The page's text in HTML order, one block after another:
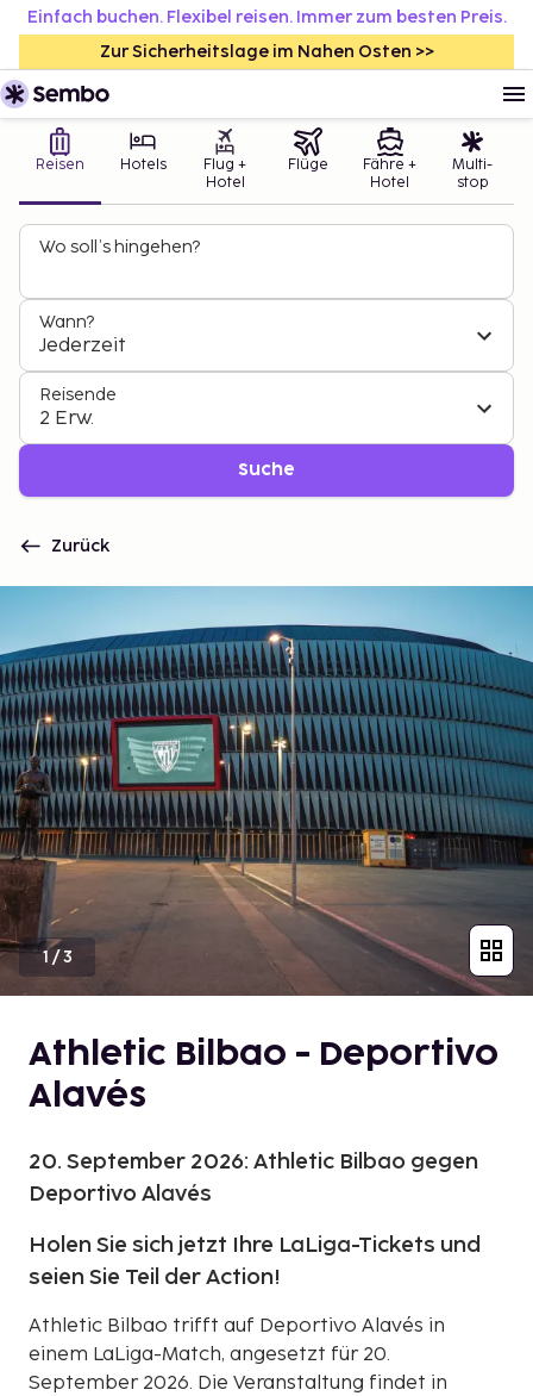
Einfach buchen. Flexibel reisen. Immer zum besten Preis.
Zur Sicherheitslage im Nahen Osten >>
Reisen Hotels
Flug +
Hotel
Flüge
Fähre +
Hotel
Multi-
stop
Wo soll’s hingehen?
Wann?
Jederzeit
Reisende
2 Erw.
Suche
Zurück
1/3
Athletic Bilbao - Deportivo
Alavés
20. September 2026: Athletic Bilbao gegen
Deportivo Alavés
Holen Sie sich jetzt Ihre LaLiga-Tickets und
seien Sie Teil der Action!
Athletic Bilbao trifft auf Deportivo Alavés in
einem LaLiga-Match, angesetzt für 20.
September 2026. Die Veranstaltung findet in